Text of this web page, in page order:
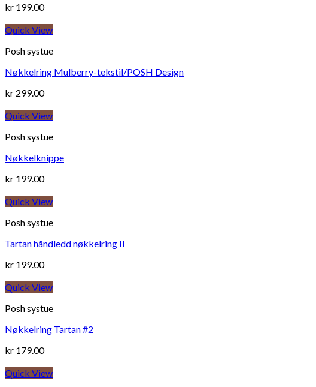
kr 199.00
Quick View
Posh systue
Nøkkelring Mulberry-tekstil/POSH Design
kr 299.00
Quick View
Posh systue
Nøkkelknippe
kr 199.00
Quick View
Posh systue
Tartan håndledd nøkkelring II
kr 199.00
Quick View
Posh systue
Nøkkelring Tartan #2
kr 179.00
Quick View